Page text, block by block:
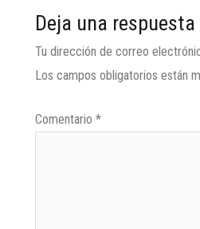
Deja una respuesta
Tu dirección de correo
Los campos obligatorios están
Comentario *